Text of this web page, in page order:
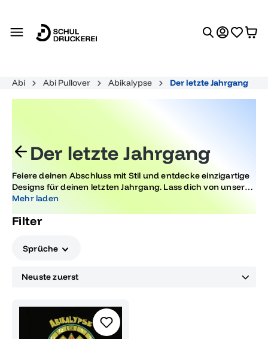
Abi Abi Pullover Abikalypse Der letzte Jahrgang
Der letzte Jahrgang
Feiere deinen Abschluss mit Stil und entdecke einzigartige
Designs für deinen letzten Jahrgang. Lass dich von unseren
kreativen Motiven inspirieren und halte unvergessliche
Moment gebührend feiern möchten.
Mehr laden
Filter
Sprüche